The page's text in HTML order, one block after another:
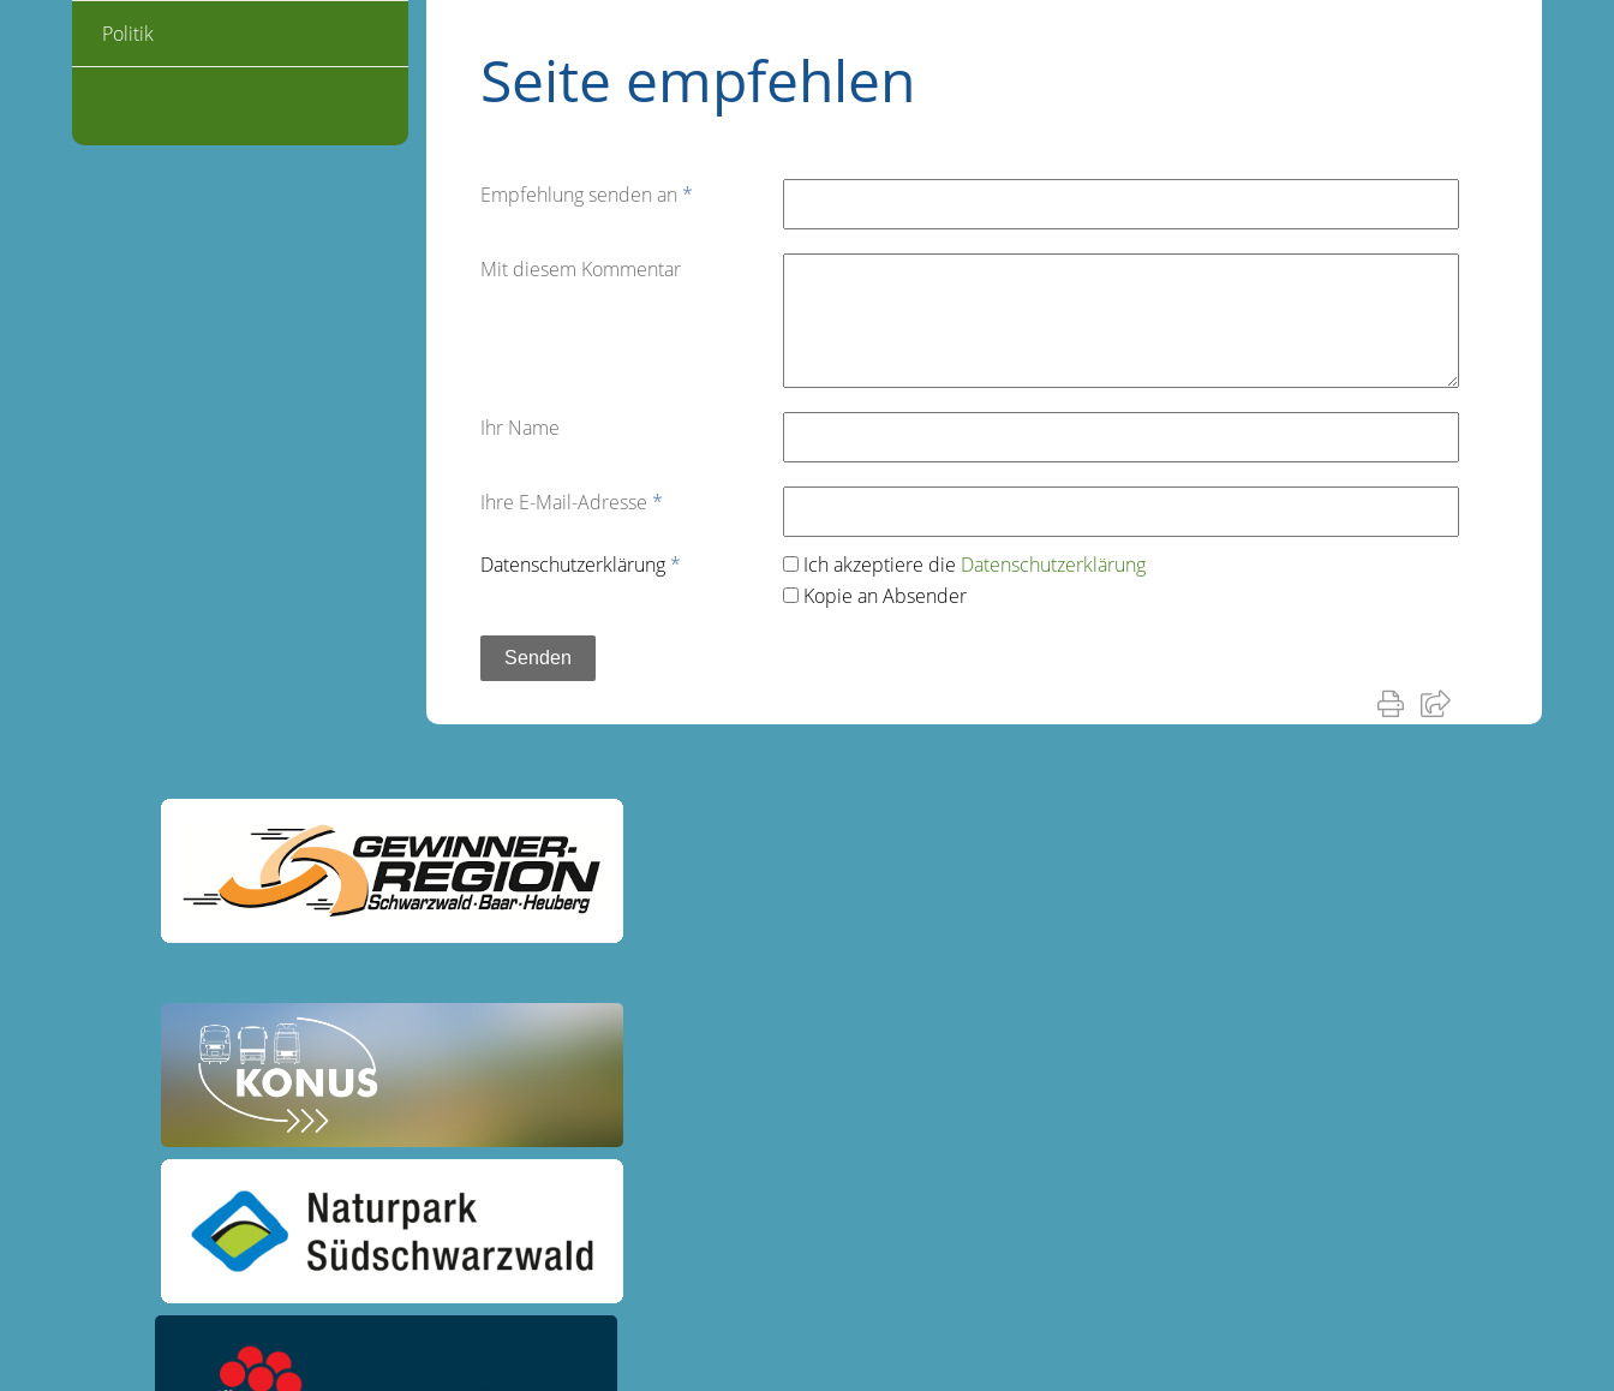
Seite empfehlen
Empfehlung senden an *
Mit diesem Kommentar
Ihr Name
Ihre E-Mail-Adresse *
Datenschutz­erklärung * Ich akzeptiere die Datenschutz­erklärung
Kopie an Absender
Politik